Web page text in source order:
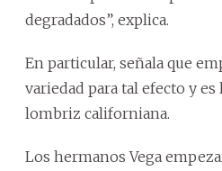
degradados”, explica.
En particular, señala que
variedad para tal efecto y
lombriz californiana.
Los hermanos Vega